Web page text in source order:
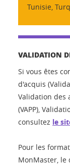
Tunisie,
VALIDATION
Si vous êtes
d'acquis
Validation des
(VAPP),
consultez le
Pour les
MonMaster, le